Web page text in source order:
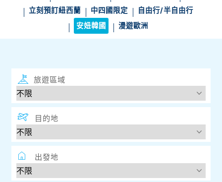
立刻預訂紐西蘭
中四國限定
自由行/半自由行
安妞韓國
漫遊歐洲
旅遊區域
目的地
出發地